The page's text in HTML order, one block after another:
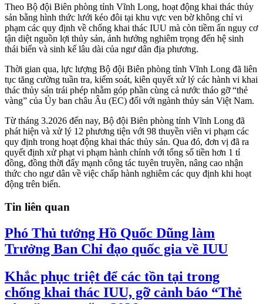
Theo Bộ đội Biên phòng tỉnh Vĩnh Long, hoạt động khai thác thủy
sản bằng hình thức lưới kéo đôi tại khu vực ven bờ không chỉ vi
phạm các quy định về chống khai thác IUU mà còn tiềm ẩn nguy cơ
tận diệt nguồn lợi thủy sản, ảnh hưởng nghiêm trọng đến hệ sinh
thái biển và sinh kế lâu dài của ngư dân địa phương.
Thời gian qua, lực lượng Bộ đội Biên phòng tỉnh Vĩnh Long đã liên
tục tăng cường tuần tra, kiểm soát, kiên quyết xử lý các hành vi khai
thác thủy sản trái phép nhằm góp phần cùng cả nước tháo gỡ “thẻ
vàng” của Ủy ban châu Âu (EC) đối với ngành thủy sản Việt Nam.
Từ tháng 3.2026 đến nay, Bộ đội Biên phòng tỉnh Vĩnh Long đã
phát hiện và xử lý 12 phương tiện với 98 thuyền viên vi phạm các
quy định trong hoạt động khai thác thủy sản. Qua đó, đơn vị đã ra
quyết định xử phạt vi phạm hành chính với tổng số tiền hơn 1 tỉ
đồng, đồng thời đẩy mạnh công tác tuyên truyền, nâng cao nhận
thức cho ngư dân về việc chấp hành nghiêm các quy định khi hoạt
động trên biển.
Tin liên quan
Phó Thủ tướng Hồ Quốc Dũng làm
Trưởng Ban Chỉ đạo quốc gia về IUU
Khắc phục triệt để các tồn tại trong
chống khai thác IUU, gỡ cảnh báo “Thẻ